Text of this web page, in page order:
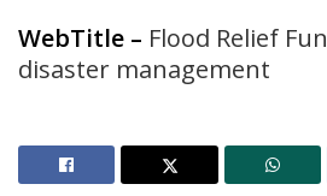
WebTitle – Flood Relief
disaster management